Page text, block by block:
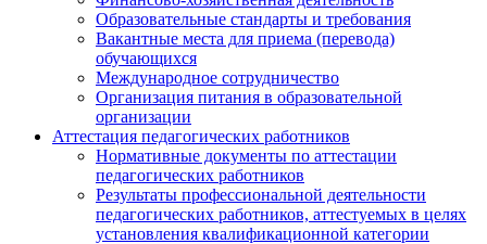
Образовательные стандарты и требования
Вакантные места для приема (перевода)
обучающихся
Международное сотрудничество
Организация питания в образовательной
организации
Аттестация педагогических работников
Нормативные документы по аттестации
педагогических работников
Результаты профессиональной деятельности
педагогических работников, аттестуемых в целях
установления квалификационной категории